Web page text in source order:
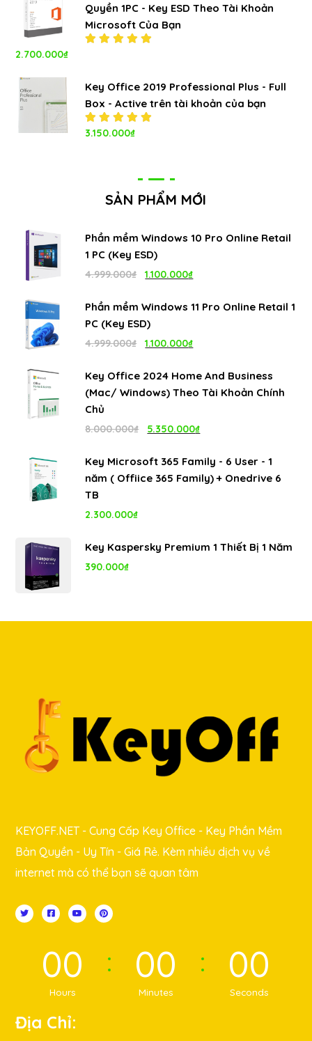
Quyền 1PC - Key ESD Theo Tài Khoản
Microsoft Của Bạn
sao
2.700.000₫
Key Office 2019 Professional Plus - Full
Box - Active trên tài khoản của bạn
Được xếp
3.150.000₫
SẢN PHẨM MỚI
Phần mềm Windows 10 Pro Online Retail
1 PC (Key ESD)
4.999.000₫
Giá
là:
1.100.000₫
tại
Phần mềm Windows 11 Pro Online Retail 1
PC (Key ESD)
4.999.000₫
Giá
là:
1.100.000₫
tại
1.100.000₫.
Key Office 2024 Home And Business
(Mac/ Windows) Theo Tài Khoản Chính
Chủ
8.000.000₫
Giá
là:
5.350.000₫
tại
Key Microsoft 365 Family - 6 User - 1
năm ( Offiice 365 Family) + Onedrive 6
TB
2.300.000₫
Key Kaspersky Premium 1 Thiết Bị 1 Năm
390.000₫
KEYOFF.NET - Cung Cấp Key Office - Key Phần Mềm
Bản Quyền - Uy Tín - Giá Rẻ. Kèm nhiều dịch vụ về
internet mà có thể bạn sẽ quan tâm
00
Hours
00
Minutes
00
Seconds
Địa Chỉ: